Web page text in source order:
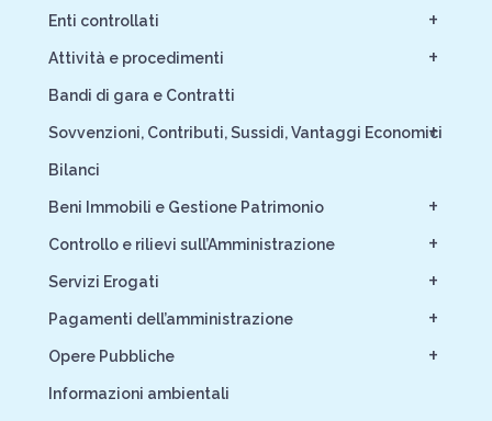
+
Enti controllati
+
Attività e procedimenti
Bandi di gara e Contratti
+
Sovvenzioni, Contributi, Sussidi, Vantaggi Economici
Bilanci
+
Beni Immobili e Gestione Patrimonio
+
Controllo e rilievi sull’Amministrazione
+
Servizi Erogati
+
Pagamenti dell’amministrazione
+
Opere Pubbliche
Informazioni ambientali